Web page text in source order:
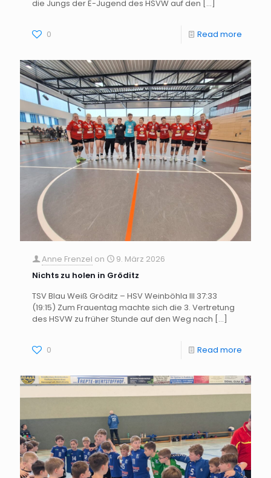
die Jungs der E-Jugend des HSVW auf den […]
0 Read more
Anne Frenzel on
9. März 2026
Nichts zu holen in Gröditz
TSV Blau Weiß Gröditz – HSV Weinböhla III 37:33
(19:15) Zum Frauentag machte sich die 3. Vertretung
des HSVW zu früher Stunde auf den Weg nach […]
0 Read more